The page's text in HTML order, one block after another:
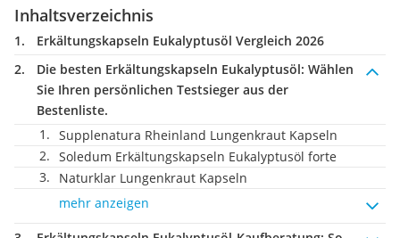
Inhaltsverzeichnis
Erkältungskapseln Eukalyptusöl Vergleich 2026
Die besten Erkältungskapseln Eukalyptusöl: Wählen
Sie Ihren persönlichen Testsieger aus der
Bestenliste.
Supplenatura Rheinland Lungenkraut Kapseln
Soledum Erkältungskapseln Eukalyptusöl forte
Naturklar Lungenkraut Kapseln
mehr anzeigen